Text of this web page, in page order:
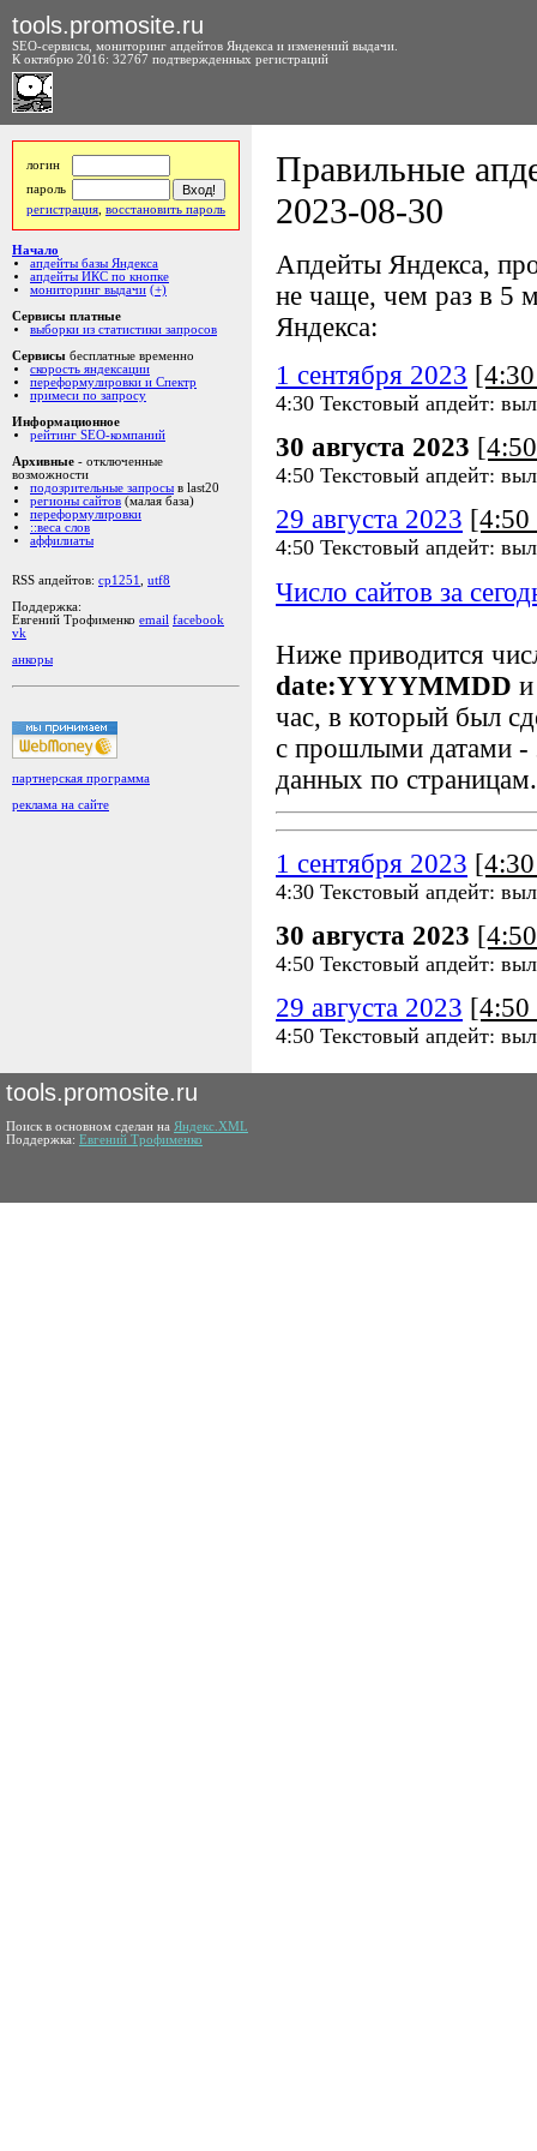
tools.promosite.ru
SEO-сервисы, мониторинг апдейтов Яндекса и изменений выдачи.
К октябрю 2016: 32767 подтвержденных регистраций
логин
пароль
регистрация восстановить пароль
Начало
апдейты базы Яндекса
апдейты ИКС по кнопке
мониторинг выдачи (+)
Сервисы платные
выборки из статистики запросов
Сервисы бесплатные временно
скорость яндексации
переформулировки и Спектр
примеси по запросу
Информационное
рейтинг SEO-компаний
Архивные - отключенные
возможности
подозрительные запросы в last20
регионы сайтов (малая база)
переформулировки
::веса слов
аффилиаты
RSS апдейтов: cp1251
utf8
Поддержка:
Евгений Трофименко email facebook
vk
анкоры
партнерская программа
реклама на сайте
Правильные
2023-08-30
Апдейты Яндекса,
не чаще, чем раз в 5
Яндекса:
1 сентября 2023
4:30 Текстовый апдейт:
30 августа 2023
4:50 Текстовый апдейт:
29 августа 2023
4:50 Текстовый апдейт:
Число сайтов за
Ниже приводится
date:YYYYMMDD
час, в который был
с прошлыми датами -
данных по страницам.
1 сентября 2023
4:30 Текстовый апдейт:
30 августа 2023
4:50 Текстовый апдейт:
29 августа 2023
4:50 Текстовый апдейт:
tools.promosite.ru
Поиск в основном сделан на Яндекс.XML
Поддержка: Евгений Трофименко